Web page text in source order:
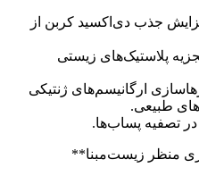
جذب دی‌اکسید کربن از
پلاستیک‌های زیستی
ارگانیسم‌های ژنتیکی
منظر زیست‌مبنا**